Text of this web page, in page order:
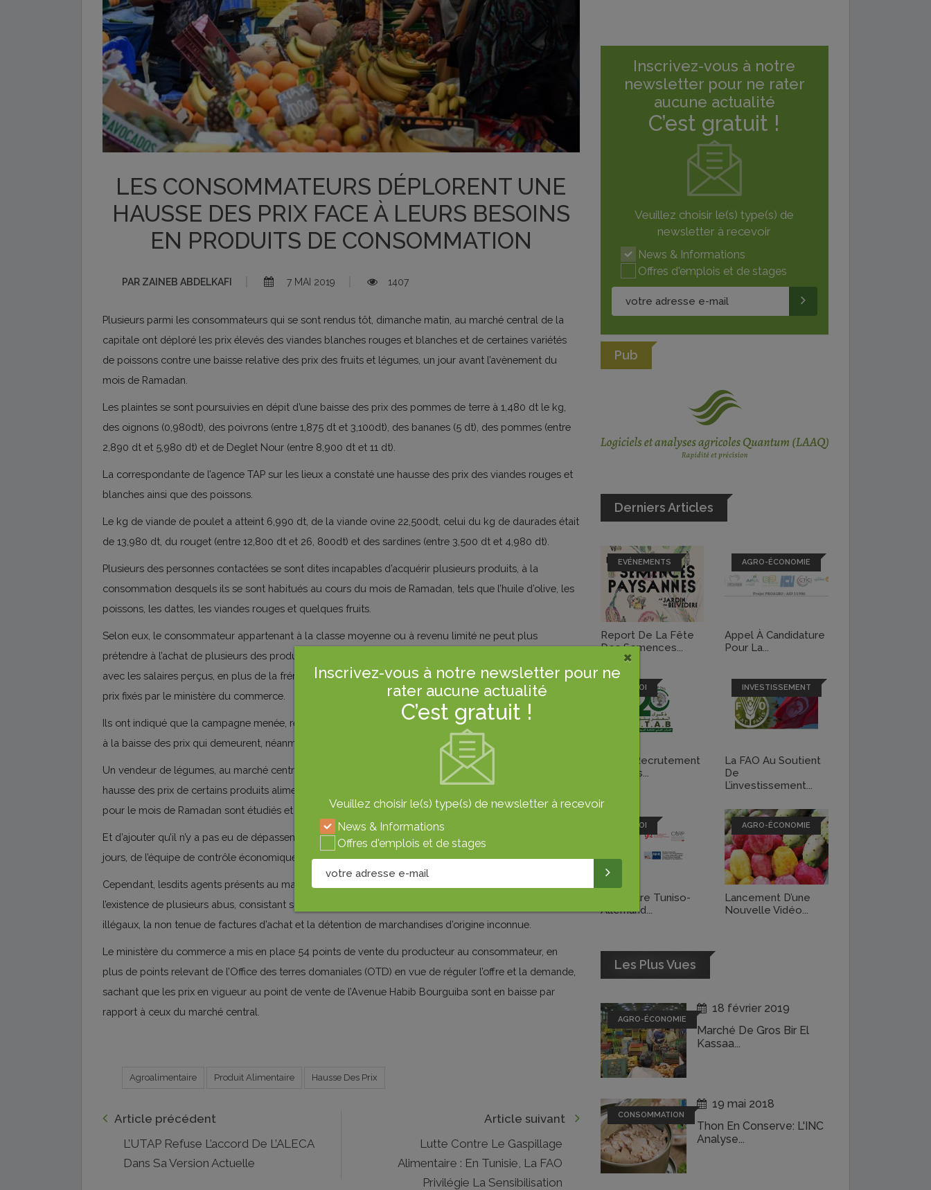
LES CONSOMMATEURS DÉPLORENT UNE
HAUSSE DES PRIX FACE À LEURS BESOINS
EN PRODUITS DE CONSOMMATION
PARZAINEB ABDELKAFI 7 MAI 2019 1407
Plusieurs parmi les consommateurs qui se sont rendus tôt, dimanche matin, au marché central de la
capitale ont déploré les prix élevés des viandes blanches rouges et blanches et de certaines variétés
de poissons contre une baisse relative des prix des fruits et légumes, un jour avant l’avènement du
mois de Ramadan.
Les plaintes se sont poursuivies en dépit d’une baisse des prix des pommes de terre à 1,480 dt le kg,
des oignons (0,980dt), des poivrons (entre 1,875 dt et 3,100dt), des bananes (5 dt), des pommes (entre
2,890 dt et 5,980 dt) et de Deglet Nour (entre 8,900 dt et 11 dt).
La correspondante de l’agence TAP sur les lieux a constaté une hausse des prix des viandes rouges et
blanches ainsi que des poissons.
Le kg de viande de poulet a atteint 6,990 dt, de la viande ovine 22,500dt, celui du kg de daurades était
de 13,980 dt, du rouget (entre 12,800 dt et 26, 800dt) et des sardines (entre 3,500 dt et 4,980 dt).
Plusieurs des personnes contactées se sont dites incapables d’acquérir plusieurs produits, à la
consommation desquels ils se sont habitués au cours du mois de Ramadan, tels que l’huile d’olive, les
poissons, les dattes, les viandes rouges et quelques fruits.
Selon eux, le consommateur appartenant à la classe moyenne ou à revenu limité ne peut plus
prétendre à l’achat de plusieurs des produits de base, vu la hausse continue des prix en comparaison
avec les salaires perçus, en plus de la frénésie et du manque de respect, parfois, par les vendeurs des
prix fixés par le ministère du commerce.
Ils ont indiqué que la campagne menée, récemment, par les autorités contre la spéculation a contribué
à la baisse des prix qui demeurent, néanmoins, non adaptés au pouvoir d’achat du citoyen.
Un vendeur de légumes, au marché central, souligne que les plaintes des consommateurs de la
hausse des prix de certains produits alimentaires “sont injustifiées”, affirmant que les prix de vente fixés
pour le mois de Ramadan sont étudiés et alignés sur le pouvoir d’achat.
Et d’ajouter qu’il n’y a pas eu de dépassements, vu la présence quotidienne, au cours de ces derniers
jours, de l’équipe de contrôle économique.
Cependant, lesdits agents présents au marché central et portant leur habit officiel ont évoqué
l’existence de plusieurs abus, consistant surtout en le non affichage des prix, la vente à des prix
illégaux, la non tenue de factures d’achat et la détention de marchandises d’origine inconnue.
Le ministère du commerce a mis en place 54 points de vente du producteur au consommateur, en
plus de points relevant de l’Office des terres domaniales (OTD) en vue de réguler l’offre et la demande,
sachant que les prix en vigueur au point de vente de l’Avenue Habib Bourguiba sont en baisse par
rapport à ceux du marché central.
Agroalimentaire Produit Alimentaire Hausse Des Prix
Article précédent
L’UTAP Refuse L’accord De L’ALECA
Dans Sa Version Actuelle
Article suivant
Lutte Contre Le Gaspillage
Alimentaire : En Tunisie, La FAO
Privilégie La Sensibilisation
Inscrivez-vous à notre
newsletter pour ne rater
aucune actualité
C’est gratuit !
Veuillez choisir le(s) type(s) de
newsletter à recevoir
News & Informations
Offres d'emplois et de stages
Pub
Derniers Articles
EVÉNEMENTS
Report De La Fête
Des Semences...
AGRO-ÉCONOMIE
Appel À Candidature
Pour La...
EMPLOI
CTAB: Recrutement
De Trois...
INVESTISSEMENT
La FAO Au Soutient
De
L’investissement...
EMPLOI
Le Centre Tuniso-
Allemand...
AGRO-ÉCONOMIE
Lancement D’une
Nouvelle Vidéo...
Les Plus Vues
AGRO-ÉCONOMIE
18 février 2019
Marché De Gros Bir El
Kassaa...
CONSOMMATION
19 mai 2018
Thon En Conserve: L'INC
Analyse...
×
Inscrivez-vous à notre newsletter pour ne
rater aucune actualité
C’est gratuit !
Veuillez choisir le(s) type(s) de newsletter à recevoir
News & Informations
Offres d'emplois et de stages